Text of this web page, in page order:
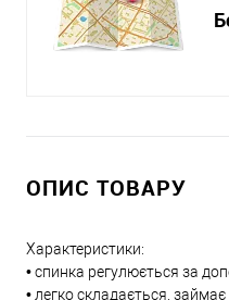
ОПИС ТОВАРУ
Характеристики:
• спинка регулюється за
• легко складається,